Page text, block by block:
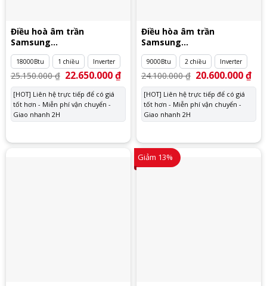
Điều hoà âm trần
Samsung
AC052TN4DKC/EA
18000Btu 1 chiều Inverter
25.150.000₫ Giá
gốc
là:
25.150.000 ₫.
22.650.000₫Giá
tại
22.650.000 ₫.
[HOT] Liên hệ trực tiếp để có giá
tốt hơn - Miễn phí vận chuyển -
Giao nhanh 2H
Điều hòa âm trần
Samsung
AC026RN1DKG/EU
9000Btu 2 chiều Inverter
24.100.000₫ Giá
gốc
là:
24.100.000 ₫.
20.600.000₫Giá
tại
[HOT] Liên hệ trực tiếp để có giá
tốt hơn - Miễn phí vận chuyển -
Giao nhanh 2H
Giảm 13%